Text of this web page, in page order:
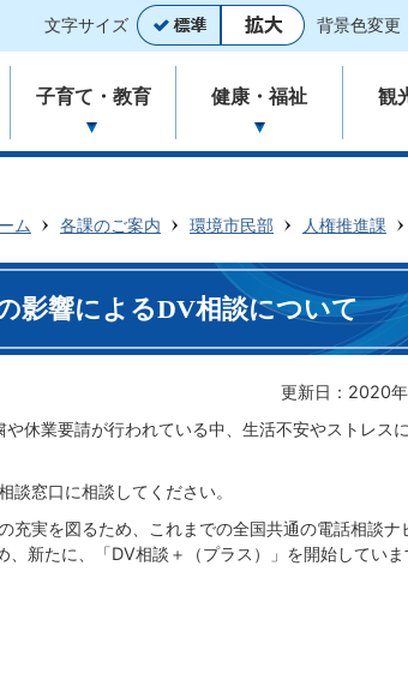
文字サイズ 背景色変更
子育て・教育 健康・福祉 観
ム 各課のご案内 環境市民部 人権推進課
影響によるDV相談について
更新日：2020
休業要請が行われている中、生活不安やストレス
談窓口に相談してください。
充実を図るため、これまでの全国共通の電話相談ナ
新たに、「DV相談＋（プラス）」を開始していま